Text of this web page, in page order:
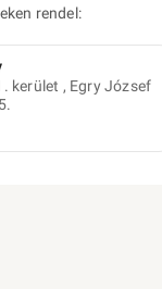
rendel:
kerület , Egry József